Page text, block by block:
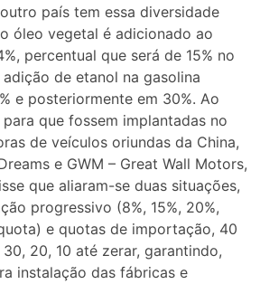
país tem essa diversidade
óleo vegetal é adicionado ao
percentual que será de 15% no
de etanol na gasolina
e posteriormente em 30%. Ao
que fossem implantadas no
de veículos oriundas da China,
e GWM – Great Wall Motors,
que aliaram-se duas situações,
progressivo (8%, 15%, 20%,
e quotas de importação, 40
20, 10 até zerar, garantindo,
instalação das fábricas e